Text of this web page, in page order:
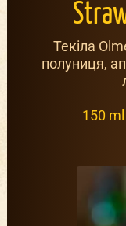
Текіла
полуниця,
150 ml